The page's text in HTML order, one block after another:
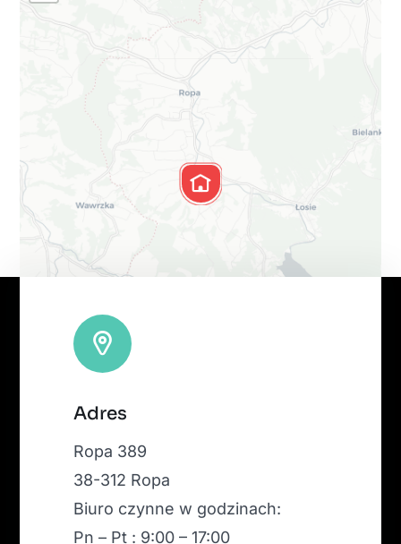
|Map tiles by
OpenStreetMap, under ODbL.
Adres
Ropa 389
38-312 Ropa
Biuro czynne w godzinach:
Pn – Pt : 9:00 – 17:00